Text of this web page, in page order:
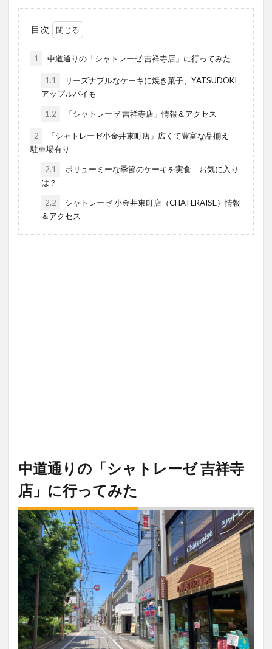
目次
1 中道通りの「シャトレーゼ 吉祥寺店」に行ってみた
1.1
リーズナブルなケーキに焼き菓子、YATSUDOKI
アップルパイも
1.2 「シャトレーゼ 吉祥寺店」情報＆アクセス
2
「シャトレーゼ小金井東町店」広くて豊富な品揃え
駐車場有り
2.1
ボリューミーな季節のケーキを実食 お気に入り
は？
2.2
シャトレーゼ 小金井東町店（CHATERAISE）情報
＆アクセス
中道通りの「シャトレーゼ 吉祥寺
店」に行ってみた